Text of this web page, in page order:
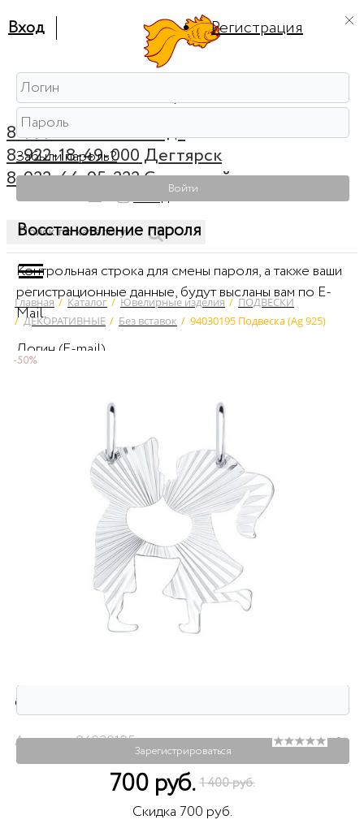
8-999-56-56-111 Ревда
8-922-18-49-000 Дегтярск
8-922-44-95-222 Советский
Вход
Главная / Каталог / Ювелирные изделия / ПОДВЕСКИ
/ ДЕКОРАТИВНЫЕ / Без вставок / 94030195 Подвеска (Ag 925)
-50%
94030195 Подвеска (Ag 925)
Артикул: 94030195 ( 0 )
700 руб. 1 400 руб.
Скидка 700 руб.
Вход Регистрация
Забыли пароль?
Войти
Восстановление пароля
Контрольная строка для смены пароля, а также ваши
регистрационные данные, будут высланы вам по E-
Mail.
Логин (E-mail)
Защита от автоматической регистрации
Зарегистрироваться